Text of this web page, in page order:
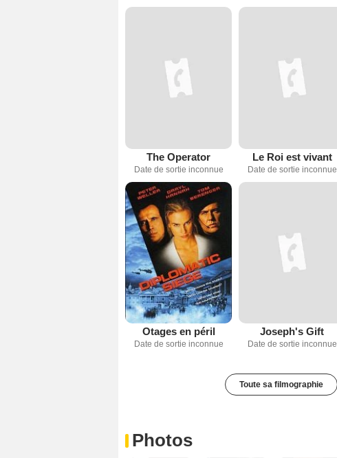
The Operator
Date de sortie inconnue
Le Roi est vivant
Date de sortie inconnue
Otages en péril
Date de sortie inconnue
Joseph's Gift
Date de sortie inconnue
Toute sa filmographie
Photos